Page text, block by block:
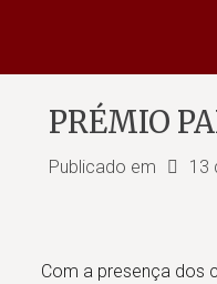
PRÉMIO
Publicado em 13
Com a presença dos